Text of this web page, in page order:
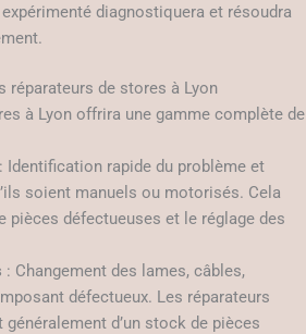
diagnostiquera et résoudra
réparateurs de stores à Lyon
à Lyon offrira une gamme complète de
: Identification rapide du problème et
soient manuels ou motorisés. Cela
pièces défectueuses et le réglage des
: Changement des lames, câbles,
défectueux. Les réparateurs
d’un stock de pièces